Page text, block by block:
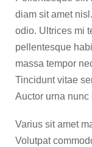
diam sit amet
odio. Ultrices mi
pellentesque
massa tempor
Tincidunt vitae
Auctor urna
Varius sit amet
Volutpat